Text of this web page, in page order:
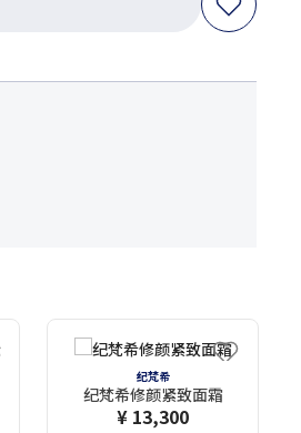
纪梵希
纪梵希修颜紧致面霜
¥ 13,300